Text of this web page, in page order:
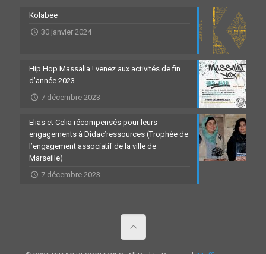
Kolabee
30 janvier 2024
Hip Hop Massalia ! venez aux activités de fin
d’année 2023
7 décembre 2023
Elias et Celia récompensés pour leurs
engagements à Didac’ressources (Trophée de
l’engagement associatif de la ville de
Marseille)
7 décembre 2023